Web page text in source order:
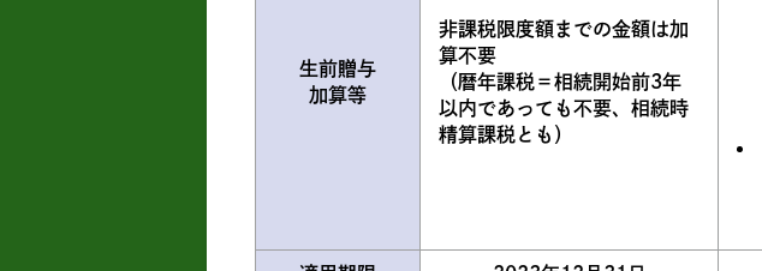
生前贈与
加算等
非課税限度額までの金額は加
算不要
（暦年課税＝相続開始前3年
以内であっても不要、相続時
精算課税とも）